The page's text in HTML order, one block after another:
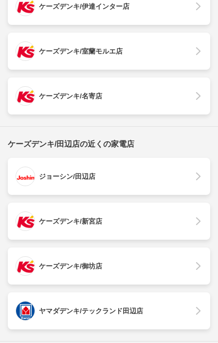
ケーズデンキ/伊達インター店
ケーズデンキ/室蘭モルエ店
ケーズデンキ/名寄店
ケーズデンキ/田辺店の近くの家電店
ジョーシン/田辺店
ケーズデンキ/新宮店
ケーズデンキ/御坊店
ヤマダデンキ/テックランド田辺店